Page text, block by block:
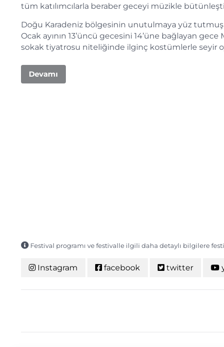
tüm katılımcılarla beraber geceyi müzikle
Doğu Karadeniz bölgesinin unutulmaya yüz
Ocak ayının 13’üncü gecesini 14’üne bağlayan
sokak tiyatrosu niteliğinde ilginç kostümlerle seyir
Devamı
Festival programı ve festivalle ilgili daha detaylı bilgilere
Instagram facebook twitter